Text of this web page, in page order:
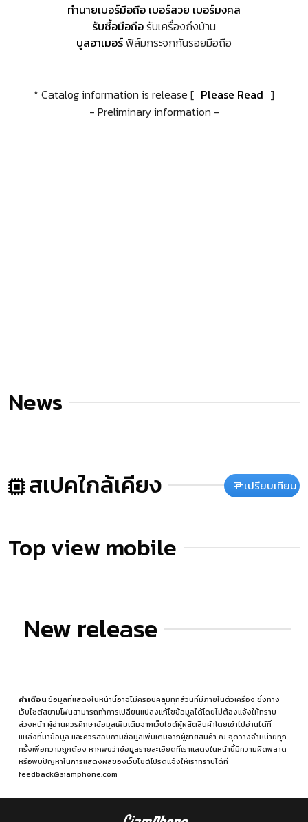
ทำนายเบอร์มือถือ เบอร์สวย เบอร์มงคล
รับซื้อมือถือรับเครื่องถึงบ้าน
บูลอาเมอร์ฟิล์มกระจกกันรอยมือถือ
* Catalog information is release [ Please Read ]
- Preliminary information -
News
สเปคใกล้เคียง เปรียบเทียบ
Top view mobile
New release
คำเตือนข้อมูลที่แสดงในหน้านี้อาจไม่ครอบคลุมทุกส่วนที่มีภายในตัวเครื่อง ซึ่งทาง
เว็บไซต์สยามโฟนสามารถทำการเปลี่ยนแปลงแก้ไขข้อมูลได้โดยไม่ต้องแจ้งให้ทราบ
ล่วงหน้า ผู้อ่านควรศึกษาข้อมูลเพิ่มเติมจากเว็บไซต์ผู้ผลิตสินค้าโดยเข้าไปอ่านได้ที่
แหล่งที่มาข้อมูล และควรสอบถามข้อมูลเพิ่มเติมจากผู้ขายสินค้า ณ จุดวางจำหน่ายทุก
ครั้งเพื่อความถูกต้อง หากพบว่าข้อมูลรายละเอียดที่เราแสดงในหน้านี้มีความผิดพลาด
หรือพบปัญหาในการแสดงผลของเว็บไซต์โปรดแจ้งให้เราทราบได้ที่
feedback@siamphone.com